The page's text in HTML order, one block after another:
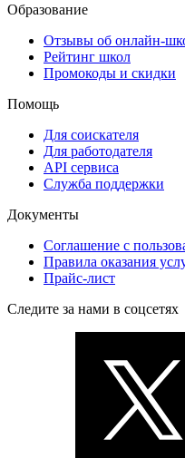
Образование
Отзывы об онлайн-
Рейтинг школ
Промокоды и скидки
Помощь
Для соискателя
Для работодателя
API сервиса
Служба поддержки
Документы
Соглашение с
Правила оказания
Прайс-лист
Следите за нами в соцсетях